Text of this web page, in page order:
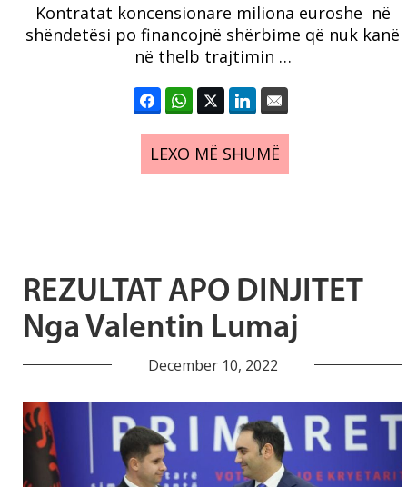
Kontratat koncensionare miliona euroshe në
shëndetësi po financojnë shërbime që nuk kanë
në thelb trajtimin …
LEXO MË SHUMË
REZULTAT APO DINJITET
Nga Valentin Lumaj
December 10, 2022